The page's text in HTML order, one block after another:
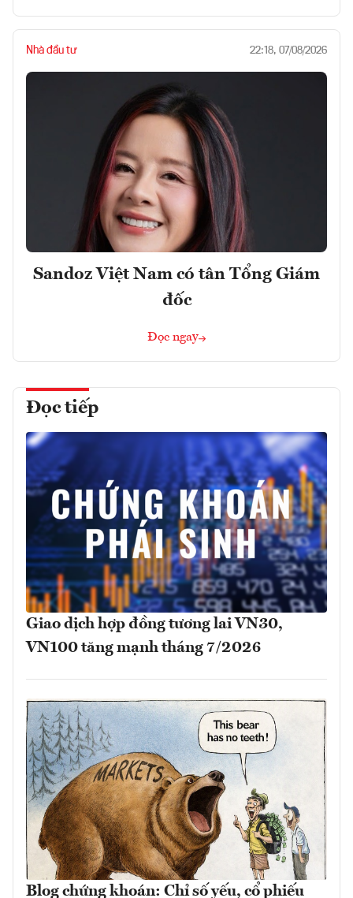
Nhà đầu tư 22:18, 07/08/2026
Sandoz Việt Nam có tân Tổng Giám
đốc
Đọc ngay
Đọc tiếp
Giao dịch hợp đồng tương lai VN30,
VN100 tăng mạnh tháng 7/2026
Blog chứng khoán: Chỉ số yếu, cổ phiếu